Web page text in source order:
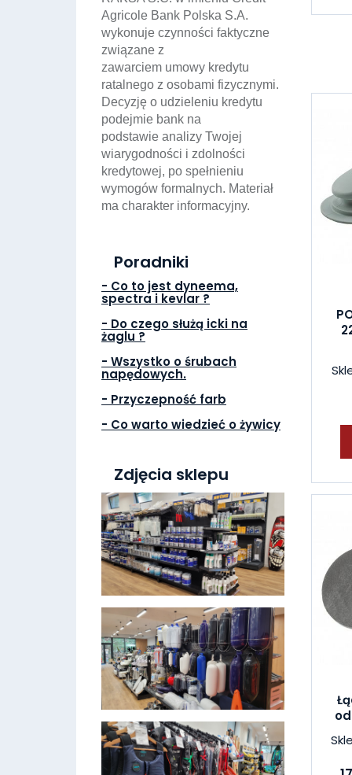
Agricole Bank Polska S.A.
wykonuje czynności faktyczne
związane z
zawarciem umowy kredytu
ratalnego z osobami fizycznymi.
Decyzję o udzieleniu kredytu
podejmie bank na
podstawie analizy Twojej
wiarygodności i zdolności
kredytowej, po spełnieniu
wymogów formalnych. Materiał
ma charakter informacyjny.
Poradniki
- Co to jest dyneema,
spectra i kevlar ?
- Do czego służą icki na
żaglu ?
- Wszystko o śrubach
napędowych.
- Przyczepność farb
- Co warto wiedzieć o żywicy
Zdjęcia sklepu